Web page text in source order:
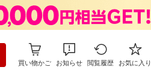
買い物かご お知らせ 閲覧履歴 お気に入り